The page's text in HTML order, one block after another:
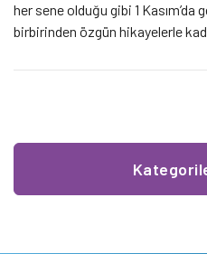
her sene olduğu gibi 1
birbirinden özgün hikayelerle